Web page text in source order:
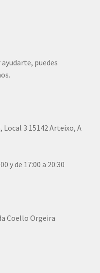
puedes
Local 3 15142 Arteixo, A
y de 17:00 a 20:30
Coello Orgeira